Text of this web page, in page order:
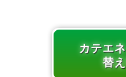
カテエ
替